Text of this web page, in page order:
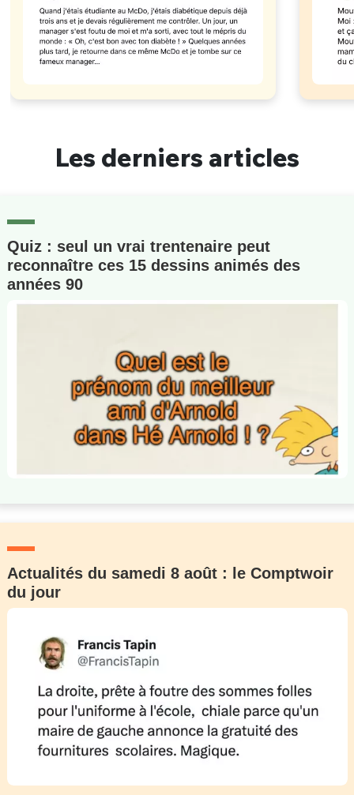
Les derniers articles
Quiz : seul un vrai trentenaire peut
reconnaître ces 15 dessins animés des
années 90
Actualités du samedi 8 août : le Comptwoir
du jour